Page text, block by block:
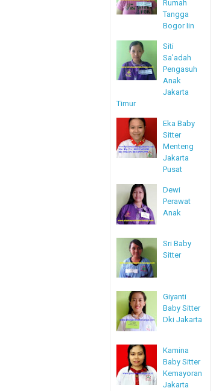
Rumah
Tangga
Bogor Iin
Siti
Sa'adah
Pengasuh
Anak
Jakarta
Timur
Eka Baby
Sitter
Menteng
Jakarta
Pusat
Dewi
Perawat
Anak
Sri Baby
Sitter
Giyanti
Baby Sitter
Dki Jakarta
Kamina
Baby Sitter
Kemayoran
Jakarta